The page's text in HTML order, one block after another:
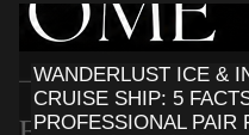
WANDERLUST ICE &
CRUISE SHIP: 5
PROFESSIONAL PAIR